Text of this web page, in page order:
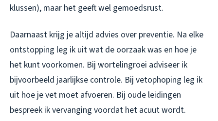
klussen), maar het geeft wel gemoedsrust.
Daarnaast krijg je altijd advies over preventie. Na elke
ontstopping leg ik uit wat de oorzaak was en hoe je
het kunt voorkomen. Bij wortelingroei adviseer ik
bijvoorbeeld jaarlijkse controle. Bij vetophoping leg ik
uit hoe je vet moet afvoeren. Bij oude leidingen
bespreek ik vervanging voordat het acuut wordt.